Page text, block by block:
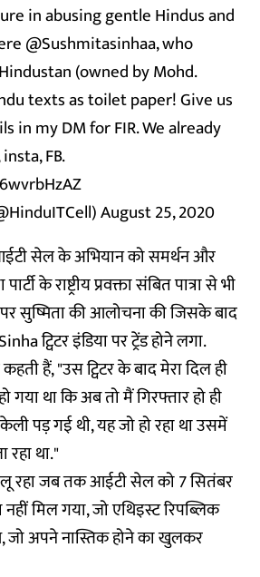
in abusing gentle Hindus and
@Sushmitasinhaa, who
(owned by Mohd.
texts as toilet paper! Give us
in my DM for FIR. We already
FB.
August 25, 2020
सेल के अभियान को समर्थन और
के राष्ट्रीय प्रवक्ता संबित पात्रा से भी
पर सुष्मिता की आलोचना की जिसके बाद
ट्विटर इंडिया पर ट्रेंड होने लगा.
हैं, "उस ट्विटर के बाद मेरा दिल ही
गया था कि अब तो मैं गिरफ्तार हो ही
पड़ गई थी, यह जो हो रहा था उसमें
रहा था."
रहा जब तक आईटी सेल को 7 सितंबर
मिल गया, जो एथिइस्ट रिपब्लिक
जो अपने नास्तिक होने का खुलकर